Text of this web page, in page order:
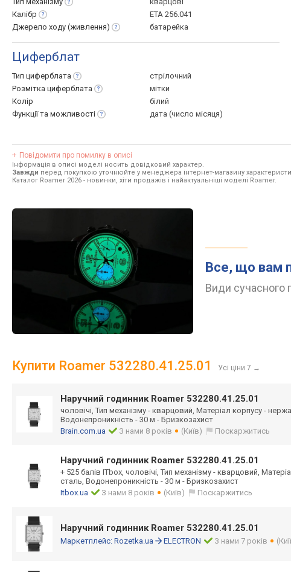
Калібр
ЕТА 256.041
Джерело ходу (живлення) батарейка
Циферблат
Тип циферблата
стрілочний
Розмітка циферблата
мітки
Колір
білий
Функції та можливості дата (число місяця)
Повідомити про помилку в описі
Інформація в описі моделі носить довідковий характер.
Завжди перед покупкою уточнюйте у менеджера інтернет-магазину
Каталог Roamer 2026 - новинки, хіти продажів і найактуальніші моделі Roamer.
Все, що вам
Види сучасного
Купити Roamer 532280.41.25.01 Усі ціни 7 →
Наручний годинник Roamer 532280.41.25.01
чоловічі, Тип механізму - кварцовий, Матеріал корпусу -
Водонепроникність - 30 м - Бризкозахист
Brain.com.ua
З нами 8 років (Київ) Поскаржитись
Наручний годинник Roamer 532280.41.25.01
+ 525 балів ITbox, чоловічі, Тип механізму - кварцовий,
сталь, Водонепроникність - 30 м - Бризкозахист
Itbox.ua
З нами 8 років (Київ) Поскаржитись
Наручний годинник Roamer 532280.41.25.01
Маркетплейс: Rozetka.ua ELECTRON З нами 7 років